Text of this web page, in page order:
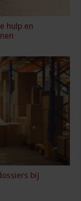
hulp en
bij